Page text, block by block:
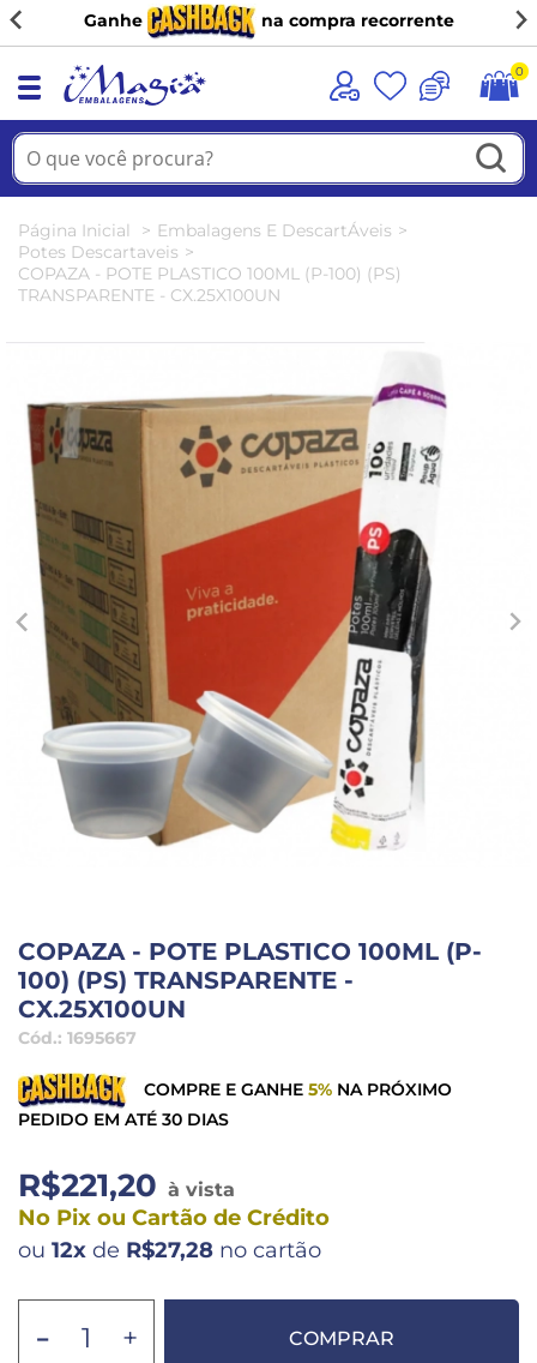
Ganhe na compra recorrente
0
Página Inicial
Embalagens E DescartÁveis
Potes Descartaveis
COPAZA - POTE PLASTICO 100ML (P-100) (PS)
TRANSPARENTE - CX.25X100UN
COPAZA - POTE PLASTICO 100ML (P-
100) (PS) TRANSPARENTE -
CX.25X100UN
Cód.: 1695667
COMPRE E GANHE 5% NA PRÓXIMO
PEDIDO EM ATÉ 30 DIAS
R$221,20 à vista
No Pix ou Cartão de Crédito
ou 12x de R$27,28 no cartão
- + COMPRAR